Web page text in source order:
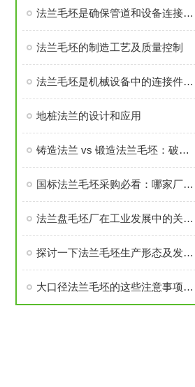
法兰毛坯是确保管道和设备连接密封性、承载力的基础
法兰毛坯的制造工艺及质量控制
法兰毛坯是机械设备中的连接件之一
地桩法兰的设计和应用
铸造法兰 vs 锻造法兰毛坯：破坏性测试告诉你谁更耐用
国标法兰毛坯采购必看：哪家厂家的售后与口碑经得起考验？
法兰盘毛坯厂在工业发展中的关键角色
探讨一下法兰毛坯生产形态及发展前景
大口径法兰毛坯的这些注意事项要了解